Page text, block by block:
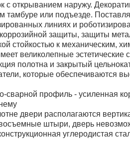
с открыванием наружу.
тамбуре или подъезде.
линиях и
защиты, защиты
стойкостью к механическим,
великолепные эстетические
полотна и закрытый
которые обеспечиваются
сварной профиль - усиленная
двери располагаются
штыри, дверь
углеродистая